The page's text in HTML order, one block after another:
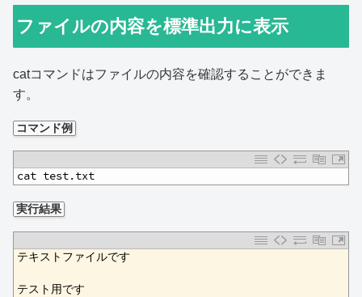
ファイルの内容を標準出力に表示
catコマンドはファイルの内容を確認することができま
す。
コマンド例
cat test.txt
実行結果
テキストファイルです
テスト用です